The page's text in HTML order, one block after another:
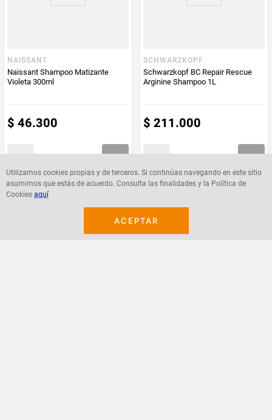
Utilizamos cookies propias y de terceros. Si continúas navegando en este sitio
asumimos que estás de acuerdo. Consulta las finalidades y la Política de
Cookies aquí
ACEPTAR
NAISSANT
Naissant Shampoo Matizante
Violeta 300ml
$ 46.300
SCHWARZKOPF
Schwarzkopf BC Repair Rescue
Arginine Shampoo 1L
$ 211.000